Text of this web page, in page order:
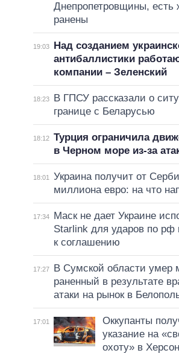
Днепропетровщины, есть
ранены
19:03
Над созданием
антибаллистики
компании – Зеленский
18:23
В ГПСУ рассказали о
границе с Беларусью
18:12 Турция ограничила
в Черном море из-за
18:01
Украина получит от
миллиона евро: на что
17:34
Маск не дает Украине
Starlink для ударов по рф
к соглашению
17:27
В Сумской области умер
раненный в результате
атаки на рынок в
17:01
Оккупанты
указание на
охоту» в